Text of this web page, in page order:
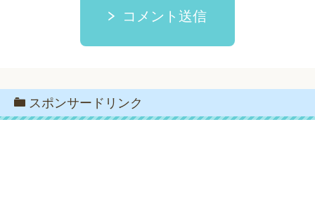
コメント送信
スポンサードリンク